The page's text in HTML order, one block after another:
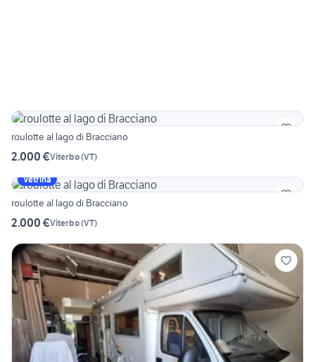
roulotte al lago di Bracciano
2.000 €Viterbo(VT)
Vetrina
roulotte al lago di Bracciano
2.000 €Viterbo(VT)